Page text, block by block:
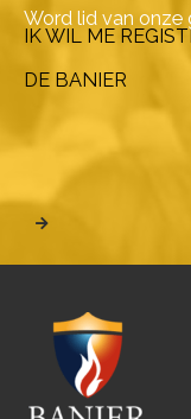
Word lid van onze
IK WIL ME
DE BANIER